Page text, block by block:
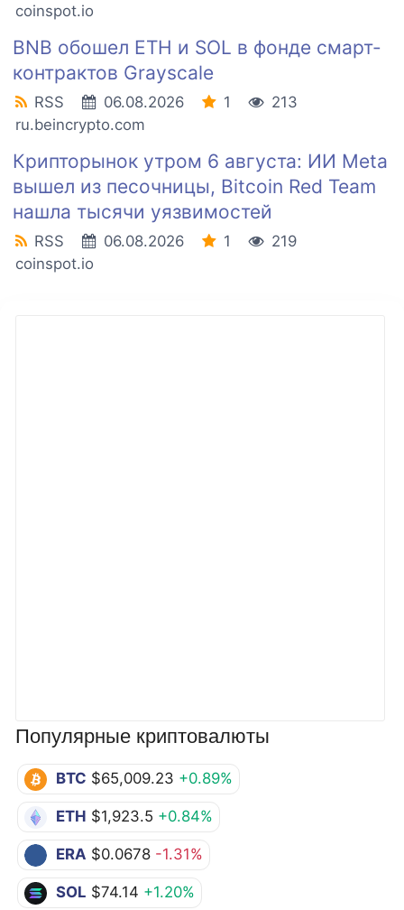
Популярные криптовалюты
BTC $65,009.23 +0.89%
ETH $1,923.5 +0.84%
ERA $0.0678 -1.31%
SOL $74.14 +1.20%
coinspot.io
BNB обошел ETH и SOL в фонде смарт-
контрактов Grayscale
RSS 06.08.2026 1
213
ru.beincrypto.com
Крипторынок утром 6 августа: ИИ Meta
вышел из песочницы, Bitcoin Red Team
нашла тысячи уязвимостей
RSS 06.08.2026 1
219
coinspot.io